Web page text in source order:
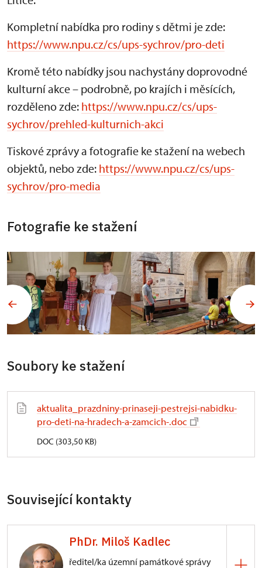
Kompletní nabídka pro rodiny s dětmi je zde:
https://www.npu.cz/cs/ups-sychrov/pro-deti
Kromě této nabídky jsou nachystány doprovodné
kulturní akce – podrobně, po krajích i měsících,
rozděleno zde: https://www.npu.cz/cs/ups-
sychrov/prehled-kulturnich-akci
Tiskové zprávy a fotografie ke stažení na webech
objektů, nebo zde: https://www.npu.cz/cs/ups-
sychrov/pro-media
Fotografie ke stažení
Soubory ke stažení
aktualita_prazdniny-prinaseji-pestrejsi-nabidku-
pro-deti-na-hradech-a-zamcich-.doc
DOC (303,50 KB)
Související kontakty
PhDr. Miloš Kadlec
ředitel/ka územní památkové správy